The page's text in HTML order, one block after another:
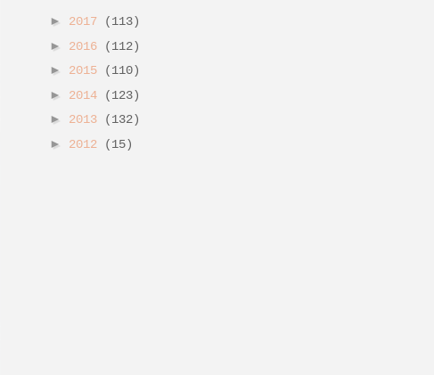
► 2017
(113)
► 2016
(112)
► 2015
(110)
► 2014
(123)
► 2013
(132)
► 2012 (15)